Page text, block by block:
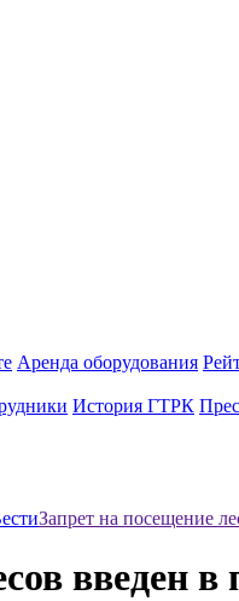
Аренда оборудования
История ГТРК
Запрет на посещение
введен